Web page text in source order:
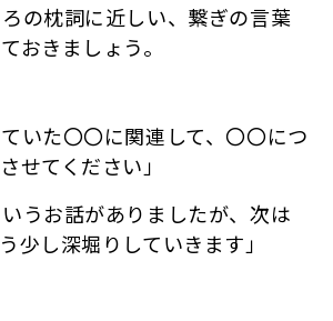
の枕詞に近しい、繋ぎの言葉
おきましょう。
ていた〇〇に関連して、〇〇につ
せてください」
いうお話がありましたが、次は
少し深堀りしていきます」